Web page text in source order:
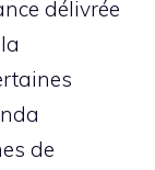
délivrée
de